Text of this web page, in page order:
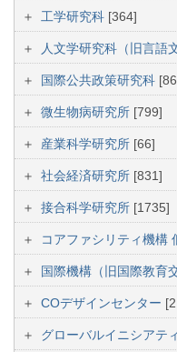
工学研究科 [364]
人文学研究科（旧言語
国際公共政策研究科
微生物病研究所 [799]
産業科学研究所 [66]
社会経済研究所 [831]
接合科学研究所 [1735]
コアファシリティ機構
国際機構（旧国際教育
COデザインセンター
グローバルイニシアテ